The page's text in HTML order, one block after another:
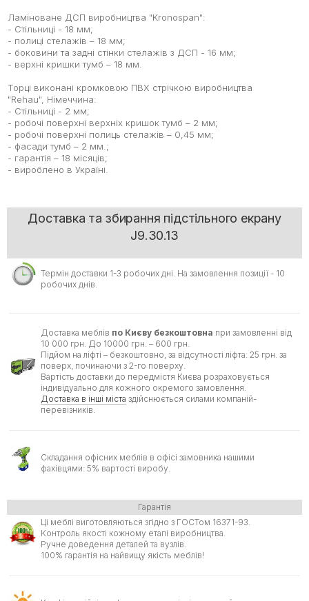
Ламіноване ДСП виробництва "Kronospan":
- Стільниці - 18 мм;
- полиці стелажів – 18 мм;
- боковини та задні стінки стелажів з ДСП - 16 мм;
- верхні кришки тумб – 18 мм.
Торці виконані кромковою ПВХ стрічкою виробництва
"Rehau", Німеччина:
- Стільниці - 2 мм;
- робочі поверхні верхніх кришок тумб – 2 мм;
- робочі поверхні полиць стелажів – 0,45 мм;
- фасади тумб – 2 мм.;
- гарантія – 18 місяців;
- вироблено в Україні.
Доставка та збирання підстільного екрану
J9.30.13
Термін доставки 1-3 робочих дні. На замовлення позиції - 10
робочих днів.
Доставка меблів по Києву безкоштовна при замовленні від
10 000 грн. До 10000 грн. – 600 грн.
Підйом на ліфті – безкоштовно, за відсутності ліфта: 25 грн. за
поверх, починаючи з 2-го поверху.
Вартість доставки до передмістя Києва розраховується
індивідуально для кожного окремого замовлення.
Доставка в інші міста здійснюється силами компаній-
перевізників.
Складання офісних меблів в офісі замовника нашими
фахівцями: 5% вартості виробу.
Гарантія
Ці меблі виготовляються згідно з ГОСТом 16371-93.
Контроль якості кожному етапі виробництва.
Ручне доведення деталей та вузлів.
100% гарантія на найвищу якість меблів!